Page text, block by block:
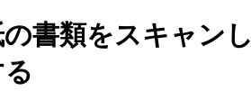
書類をスキャン